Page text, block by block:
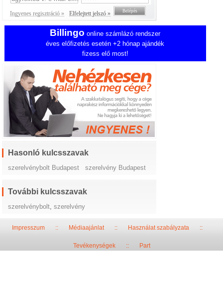
Ingyenes regisztráció » Elfelejtett jelszó »
Billingo online számlázó rendszer
éves előfizetés esetén +2 hónap ajándék
fizess elő most!
Hasonló kulcsszavak
szerelvénybolt Budapest szerelvény Budapest
További kulcsszavak
szerelvénybolt ,szerelvény
Impresszum::Médiaajánlat::Használat szabályzata::
Tevékenységek:: Part